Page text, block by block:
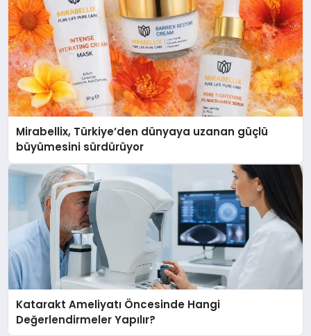
Mirabellix, Türkiye’den dünyaya uzanan güçlü
büyümesini sürdürüyor
Katarakt Ameliyatı Öncesinde Hangi
Değerlendirmeler Yapılır?